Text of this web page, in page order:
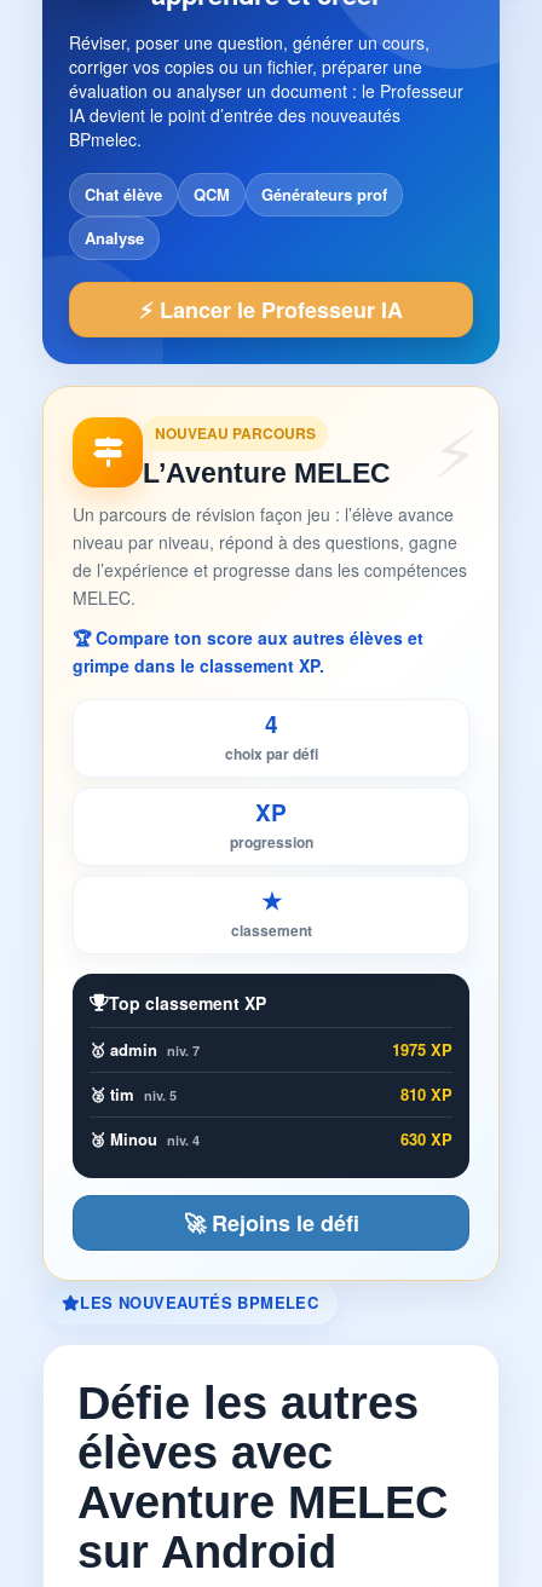
Réviser, poser une question, générer un cours,
corriger vos copies ou un fichier, préparer une
évaluation ou analyser un document : le Professeur
IA devient le point d’entrée des nouveautés
BPmelec.
Chat élève QCM
Générateurs prof
Analyse
⚡ Lancer le Professeur IA
NOUVEAU PARCOURS
L’Aventure MELEC
Un parcours de révision façon jeu : l’élève avance
niveau par niveau, répond à des questions, gagne
de l’expérience et progresse dans les compétences
MELEC.
🏆 Compare ton score aux autres élèves et
grimpe dans le classement XP.
4
choix par défi
XP
progression
★
classement
Top classement XP
🥇 admin niv. 7
1975 XP
🥈 tim niv. 5
810 XP
🥉 Minou niv. 4 630 XP
🚀 Rejoins le défi
LES NOUVEAUTÉS BPMELEC
Défie les autres
élèves avec
Aventure MELEC
sur Android